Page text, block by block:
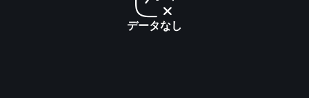
データなし